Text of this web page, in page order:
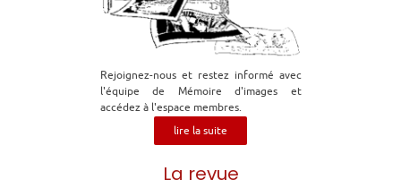
Rejoignez-nous et restez informé avec
l'équipe de Mémoire d'images et
accédez à l'espace membres.
lire la suite
La revue